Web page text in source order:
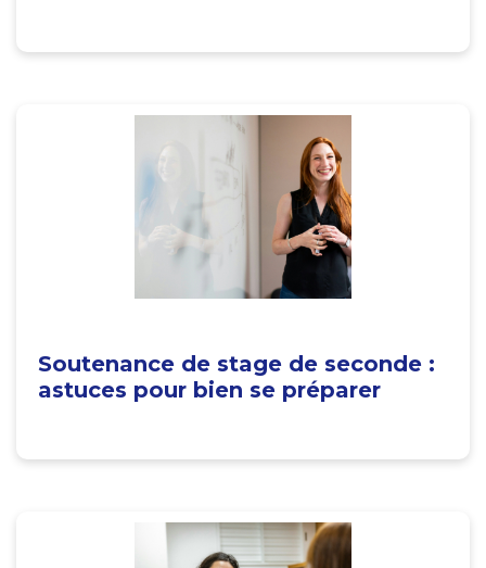
Soutenance de stage de seconde :
astuces pour bien se préparer